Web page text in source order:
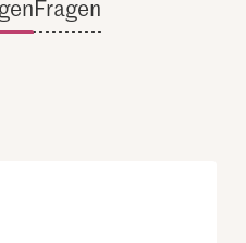
Fragen